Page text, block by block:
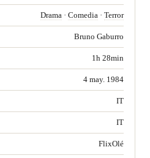
Drama · Comedia · Terror
Bruno Gaburro
1h 28min
4 may. 1984
IT
IT
FlixOlé